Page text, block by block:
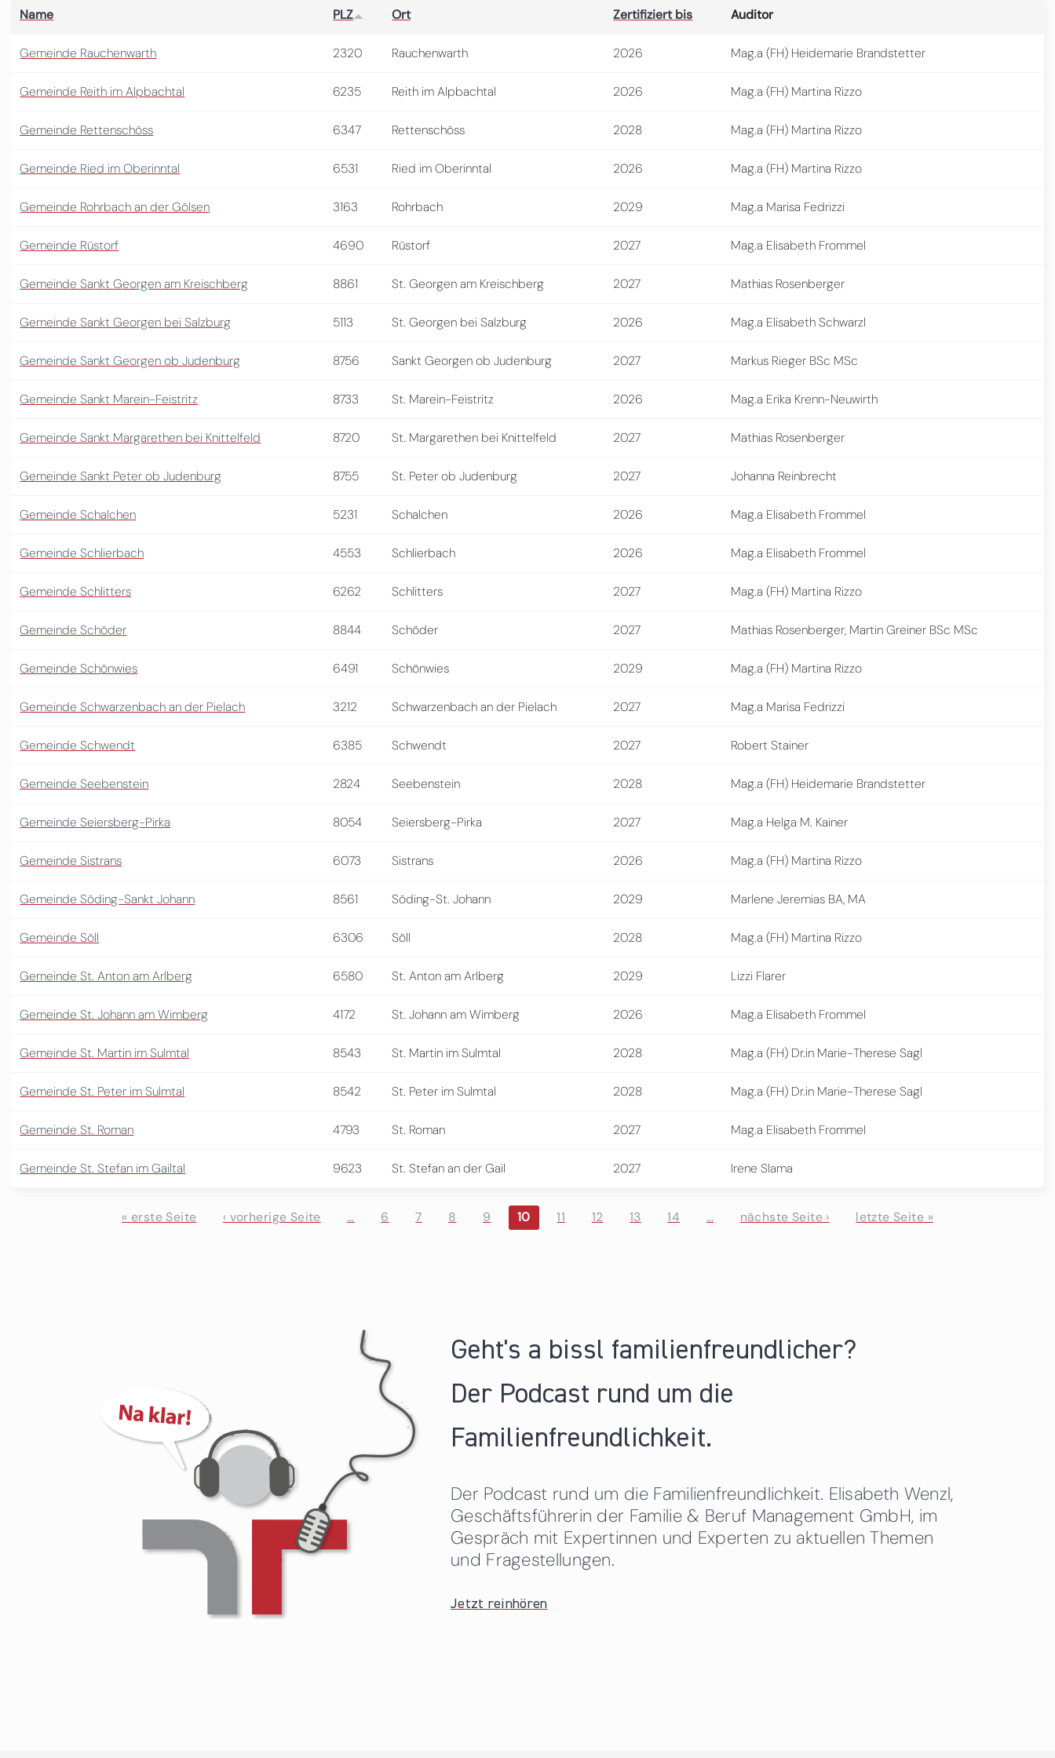
Name PLZ Ort Zertifiziert bis Auditor
Gemeinde Rauchenwarth 2320 Rauchenwarth 2026 Mag.a (FH) Heidemarie Brandstetter
Gemeinde Reith im Alpbachtal 6235 Reith im Alpbachtal 2026 Mag.a (FH) Martina Rizzo
Gemeinde Rettenschöss 6347 Rettenschöss 2028 Mag.a (FH) Martina Rizzo
Gemeinde Ried im Oberinntal 6531 Ried im Oberinntal 2026 Mag.a (FH) Martina Rizzo
Gemeinde Rohrbach an der Gölsen 3163 Rohrbach 2029 Mag.a Marisa Fedrizzi
Gemeinde Rüstorf 4690 Rüstorf 2027 Mag.a Elisabeth Frommel
Gemeinde Sankt Georgen am Kreischberg 8861 St. Georgen am Kreischberg 2027 Mathias Rosenberger
Gemeinde Sankt Georgen bei Salzburg 5113 St. Georgen bei Salzburg 2026 Mag.a Elisabeth Schwarzl
Gemeinde Sankt Georgen ob Judenburg 8756 Sankt Georgen ob Judenburg 2027 Markus Rieger BSc MSc
Gemeinde Sankt Marein-Feistritz 8733 St. Marein-Feistritz 2026 Mag.a Erika Krenn-Neuwirth
Gemeinde Sankt Margarethen bei Knittelfeld 8720 St. Margarethen bei Knittelfeld 2027 Mathias Rosenberger
Gemeinde Sankt Peter ob Judenburg 8755 St. Peter ob Judenburg 2027 Johanna Reinbrecht
Gemeinde Schalchen 5231 Schalchen 2026 Mag.a Elisabeth Frommel
Gemeinde Schlierbach 4553 Schlierbach 2026 Mag.a Elisabeth Frommel
Gemeinde Schlitters 6262 Schlitters 2027 Mag.a (FH) Martina Rizzo
Gemeinde Schöder 8844 Schöder 2027 Mathias Rosenberger, Martin Greiner BSc MSc
Gemeinde Schönwies 6491 Schönwies 2029 Mag.a (FH) Martina Rizzo
Gemeinde Schwarzenbach an der Pielach 3212 Schwarzenbach an der Pielach 2027 Mag.a Marisa Fedrizzi
Gemeinde Schwendt 6385 Schwendt 2027 Robert Stainer
Gemeinde Seebenstein 2824 Seebenstein 2028 Mag.a (FH) Heidemarie Brandstetter
Gemeinde Seiersberg-Pirka 8054 Seiersberg-Pirka 2027 Mag.a Helga M. Kainer
Gemeinde Sistrans 6073 Sistrans 2026 Mag.a (FH) Martina Rizzo
Gemeinde Söding-Sankt Johann 8561 Söding-St. Johann 2029 Marlene Jeremias BA, MA
Gemeinde Söll 6306 Söll 2028 Mag.a (FH) Martina Rizzo
Gemeinde St. Anton am Arlberg 6580 St. Anton am Arlberg 2029 Lizzi Flarer
Gemeinde St. Johann am Wimberg 4172 St. Johann am Wimberg 2026 Mag.a Elisabeth Frommel
Gemeinde St. Martin im Sulmtal 8543 St. Martin im Sulmtal 2028 Mag.a (FH) Dr.in Marie-Therese Sagl
Gemeinde St. Peter im Sulmtal 8542 St. Peter im Sulmtal 2028 Mag.a (FH) Dr.in Marie-Therese Sagl
Gemeinde St. Roman 4793 St. Roman 2027 Mag.a Elisabeth Frommel
Gemeinde St. Stefan im Gailtal 9623 St. Stefan an der Gail 2027 Irene Slama
« erste Seite ‹ vorherige Seite … 6 7 8 9 10 11 12 13 14 … nächste Seite › letzte Seite »
Geht's a bissl familienfreundlicher?
Der Podcast rund um die
Familienfreundlichkeit.
Der Podcast rund um die Familienfreundlichkeit. Elisabeth Wenzl,
Geschäftsführerin der Familie & Beruf Management GmbH, im
Gespräch mit Expertinnen und Experten zu aktuellen Themen
und Fragestellungen.
Jetzt reinhören